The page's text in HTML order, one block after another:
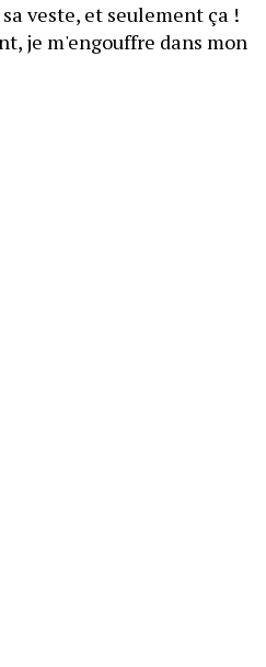
veste, et seulement ça !
je m'engouffre dans mon